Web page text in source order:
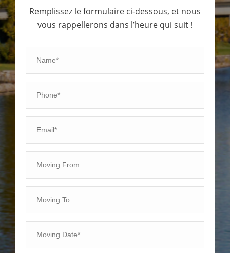
Remplissez le formulaire ci-dessous, et nous
vous rappellerons dans l’heure qui suit !